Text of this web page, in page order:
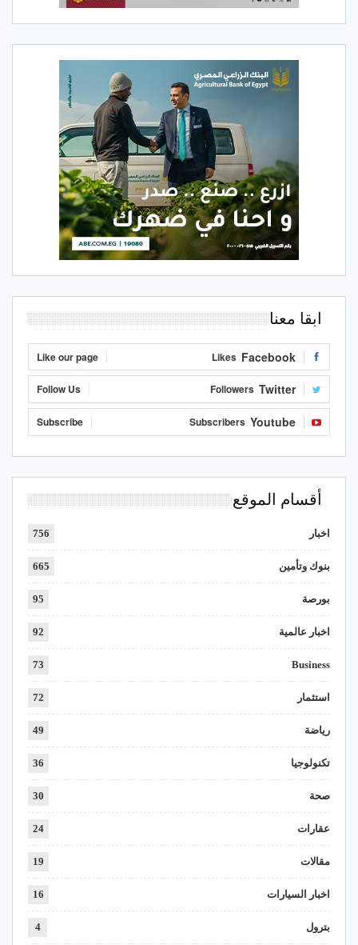
ابقا معنا
Facebook
Likes
Like our page
Twitter
Followers
Follow Us
Youtube
Subscribers
Subscribe
أقسام الموقع
اخبار 756
بنوك وتأمين 665
بورصة 95
اخبار عالمية 92
Business
73
استثمار 72
رياضة 49
تكنولوجيا 36
صحة 30
عقارات 24
مقالات 19
اخبار السيارات 16
بترول 4